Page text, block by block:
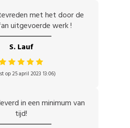
met het door de
uitgevoerde werk !
S. Lauf
op 25 april 2023 13:06)
in een minimum van
tijd!